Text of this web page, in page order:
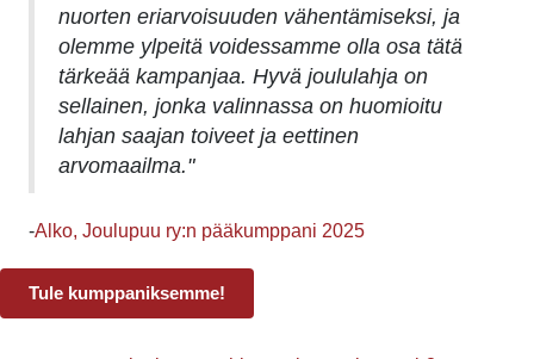
nuorten eriarvoisuuden vähentämiseksi, ja
olemme ylpeitä voidessamme olla osa tätä
tärkeää kampanjaa. Hyvä joululahja on
sellainen, jonka valinnassa on huomioitu
lahjan saajan toiveet ja eettinen
arvomaailma."
-Alko, Joulupuu ry:n pääkumppani 2025
Tule kumppaniksemme!